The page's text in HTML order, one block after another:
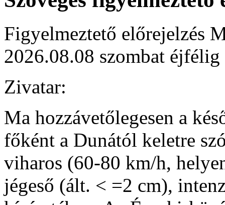
Figyelmeztető előrejelzés
2026.08.08 szombat éjfélig
Zivatar:
Ma hozzávetőlegesen a
főként a Dunától keletre
viharos (60-80 km/h,
jégeső (ált. < =2 cm),